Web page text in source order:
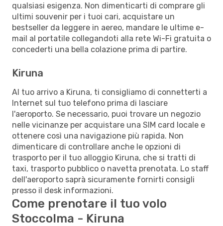
qualsiasi esigenza. Non dimenticarti di comprare gli
ultimi souvenir per i tuoi cari, acquistare un
bestseller da leggere in aereo, mandare le ultime e-
mail al portatile collegandoti alla rete Wi-Fi gratuita o
concederti una bella colazione prima di partire.
Kiruna
Al tuo arrivo a Kiruna, ti consigliamo di connetterti a
Internet sul tuo telefono prima di lasciare
l'aeroporto. Se necessario, puoi trovare un negozio
nelle vicinanze per acquistare una SIM card locale e
ottenere così una navigazione più rapida. Non
dimenticare di controllare anche le opzioni di
trasporto per il tuo alloggio Kiruna, che si tratti di
taxi, trasporto pubblico o navetta prenotata. Lo staff
dell'aeroporto saprà sicuramente fornirti consigli
presso il desk informazioni.
Come prenotare il tuo volo
Stoccolma - Kiruna